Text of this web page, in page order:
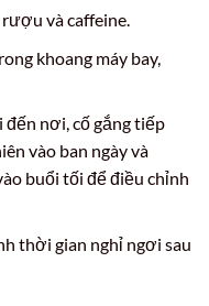
và caffeine.
khoang máy bay,
nơi, cố gắng tiếp
vào ban ngày và
buổi tối để điều chỉnh
thời gian nghỉ ngơi sau